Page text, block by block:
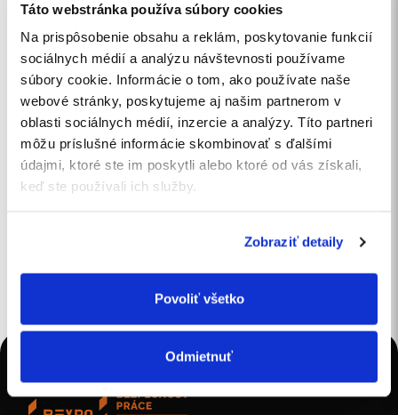
Táto webstránka používa súbory cookies
Na prispôsobenie obsahu a reklám, poskytovanie funkcií
sociálnych médií a analýzu návštevnosti používame
súbory cookie. Informácie o tom, ako používate naše
webové stránky, poskytujeme aj našim partnerom v
oblasti sociálnych médií, inzercie a analýzy. Títo partneri
môžu príslušné informácie skombinovať s ďalšími
údajmi, ktoré ste im poskytli alebo ktoré od vás získali,
keď ste používali ich služby.
Zobraziť detaily
Povoliť všetko
Odmietnuť
Juraj Masár
INFOLINKA